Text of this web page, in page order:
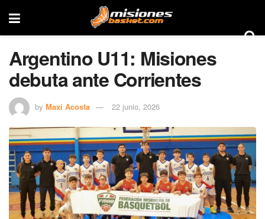
Argentino U11: Misiones
debuta ante Corrientes
by Maxi Acosta 22 junio, 2026